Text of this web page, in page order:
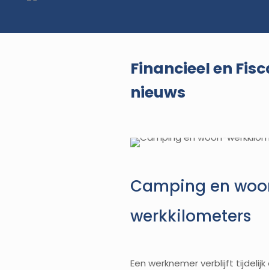
Financieel en
nieuws
Camping en
werkkilometers
Een werknemer verblijft